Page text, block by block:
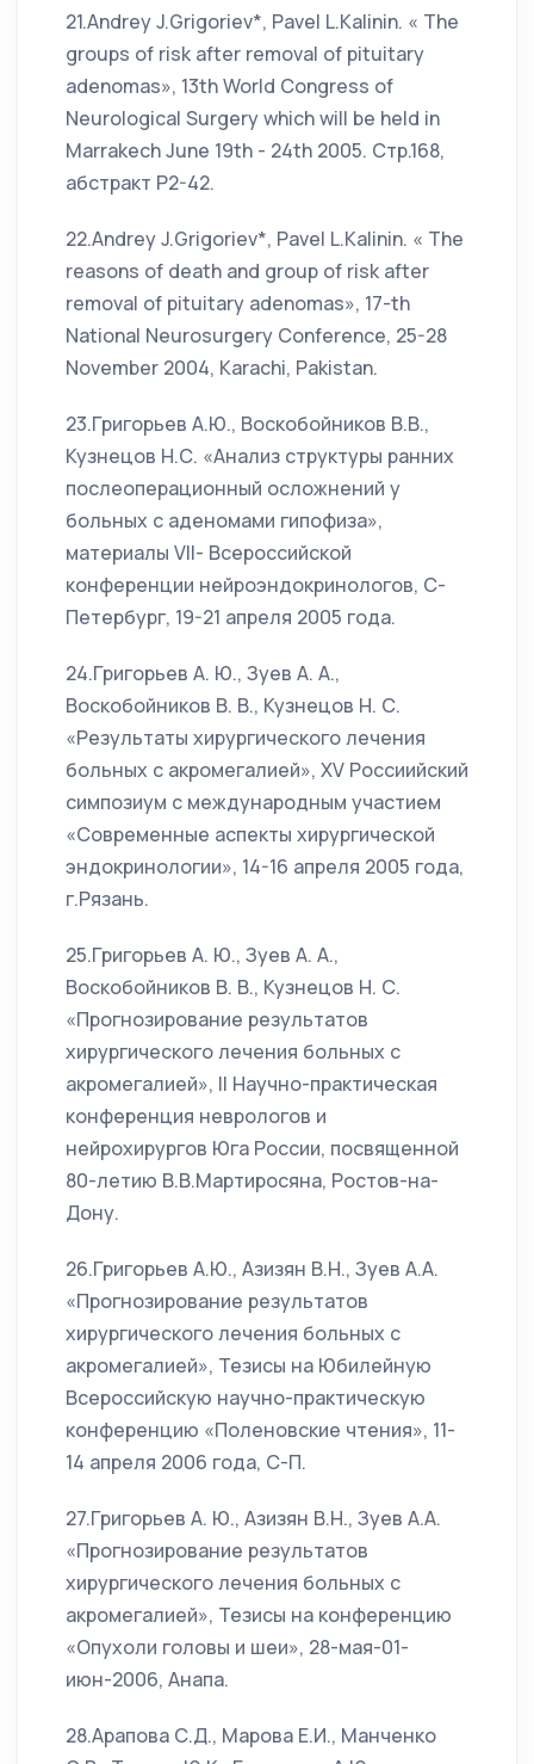
21.Andrey J.Grigoriev*, Pavel L.Kalinin. « The
groups of risk after removal of pituitary
adenomas», 13th World Congress of
Neurological Surgery which will be held in
Marrakech June 19th - 24th 2005. Стр.168,
абстракт Р2-42.
22.Andrey J.Grigoriev*, Pavel L.Kalinin. « The
reasons of death and group of risk after
removal of pituitary adenomas», 17-th
National Neurosurgery Conference, 25-28
November 2004, Karachi, Pakistan.
23.Григорьев А.Ю., Воскобойников В.В.,
Кузнецов Н.С. «Анализ структуры ранних
послеоперационный осложнений у
больных с аденомами гипофиза»,
материалы VII- Всероссийской
конференции нейроэндокринологов, С-
Петербург, 19-21 апреля 2005 года.
24.Григорьев А. Ю., Зуев А. А.,
Воскобойников В. В., Кузнецов Н. С.
«Результаты хирургического лечения
больных с акромегалией», XV Роcсиийский
симпозиум с международным участием
«Современные аспекты хирургической
эндокринологии», 14-16 апреля 2005 года,
г.Рязань.
25.Григорьев А. Ю., Зуев А. А.,
Воскобойников В. В., Кузнецов Н. С.
«Прогнозирование результатов
хирургического лечения больных с
акромегалией», II Научно-практическая
конференция неврологов и
нейрохирургов Юга России, посвященной
80-летию В.В.Мартиросяна, Ростов-на-
Дону.
26.Григорьев А.Ю., Азизян В.Н., Зуев А.А.
«Прогнозирование результатов
хирургического лечения больных с
акромегалией», Тезисы на Юбилейную
Всероссийскую научно-практическую
конференцию «Поленовские чтения», 11-
14 апреля 2006 года, С-П.
27.Григорьев А. Ю., Азизян В.Н., Зуев А.А.
«Прогнозирование результатов
хирургического лечения больных с
акромегалией», Тезисы на конференцию
«Опухоли головы и шеи», 28-мая-01-
июн-2006, Анапа.
28.Арапова С.Д., Марова Е.И., Манченко